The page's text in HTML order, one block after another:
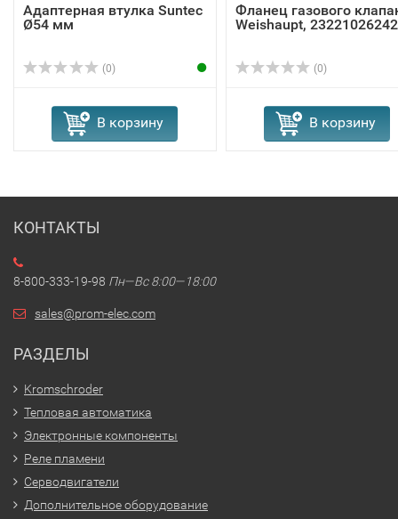
Адаптерная втулка Suntec
Ø54 мм
(0)
В корзину
Фланец газового
Weishaupt, 23221026242
(0)
В корзину
КОНТАКТЫ
8-800-333-19-98 Пн—Вс 8:00—18:00
sales@prom-elec.com
РАЗДЕЛЫ
Kromschroder
Тепловая автоматика
Электронные компоненты
Реле пламени
Серводвигатели
Дополнительное оборудование